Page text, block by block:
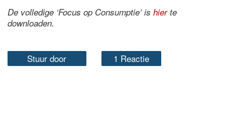
De volledige ‘Focus op Consumptie’ is hierte
downloaden.
Stuur door 1 Reactie